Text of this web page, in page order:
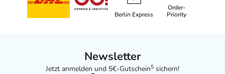
Berlin Express
Order-
Priority
Newsletter
Jetzt anmelden und 5€-Gutschein5 sichern!